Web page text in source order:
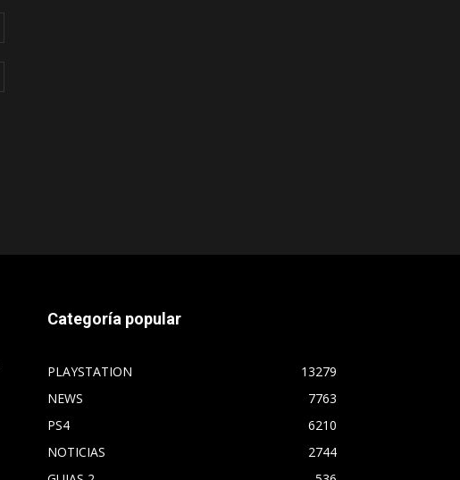
Categoría popular
PLAYSTATION
13279
NEWS
7763
PS4
6210
NOTICIAS
2744